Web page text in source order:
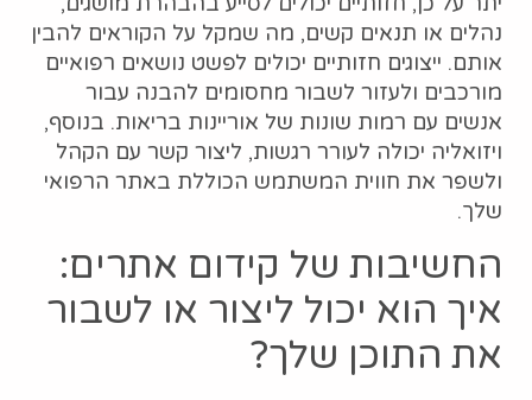
נהלים או תנאים קשים, מה שמקל על הקוראים להבין
אותם. ייצוגים חזותיים יכולים לפשט נושאים רפואיים
מורכבים ולעזור לשבור מחסומים להבנה עבור
אנשים עם רמות שונות של אוריינות בריאות. בנוסף,
ויזואליה יכולה לעורר רגשות, ליצור קשר עם הקהל
ולשפר את חווית המשתמש הכוללת באתר הרפואי
שלך.
החשיבות של קידום אתרים:
איך הוא יכול ליצור או לשבור
את התוכן שלך?